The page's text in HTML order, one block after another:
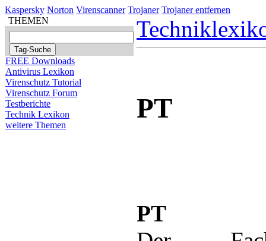
Kaspersky Norton Virenscanner Trojaner Trojaner entfernen
THEMEN
FREE Downloads
Antivirus Lexikon
Virenschutz Tutorial
Virenschutz Forum
Testberichte
Technik Lexikon
weitere Themen
PT
PT